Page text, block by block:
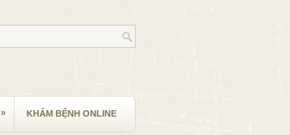
» KHÁM BỆNH ONLINE